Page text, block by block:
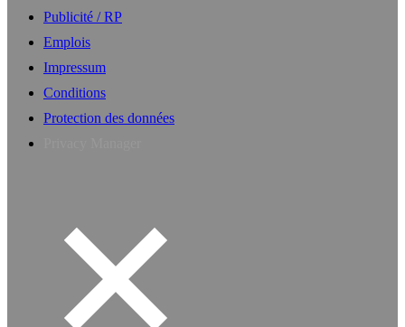
Publicité / RP
Emplois
Impressum
Conditions
Protection des données